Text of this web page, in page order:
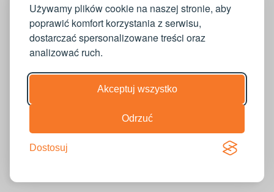
Używamy plików cookie na naszej stronie, aby
poprawić komfort korzystania z serwisu,
dostarczać spersonalizowane treści oraz
analizować ruch.
Akceptuj wszystko
Odrzuć
Dostosuj